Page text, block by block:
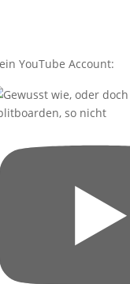
YouTube Account:
so nicht